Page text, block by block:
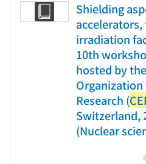
Shielding
irradiation
10th
hosted by
Research (
Switzerland,
(Nuclear